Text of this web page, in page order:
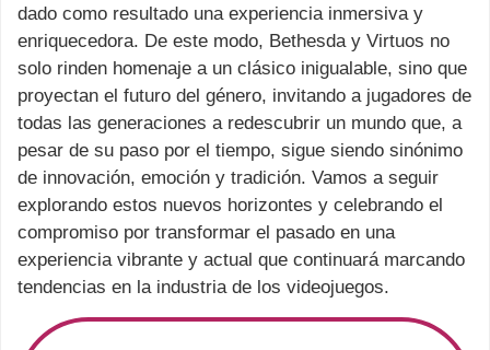
dado como resultado una experiencia inmersiva y
enriquecedora. De este modo, Bethesda y Virtuos no
solo rinden homenaje a un clásico inigualable, sino que
proyectan el futuro del género, invitando a jugadores de
todas las generaciones a redescubrir un mundo que, a
pesar de su paso por el tiempo, sigue siendo sinónimo
de innovación, emoción y tradición. Vamos a seguir
explorando estos nuevos horizontes y celebrando el
compromiso por transformar el pasado en una
experiencia vibrante y actual que continuará marcando
tendencias en la industria de los videojuegos.